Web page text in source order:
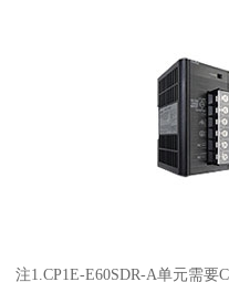
注1.CP1E-E60SDR-A单元需要